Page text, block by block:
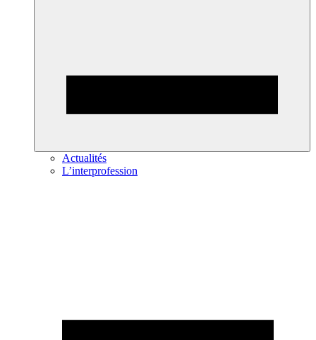
Actualités
L’interprofession